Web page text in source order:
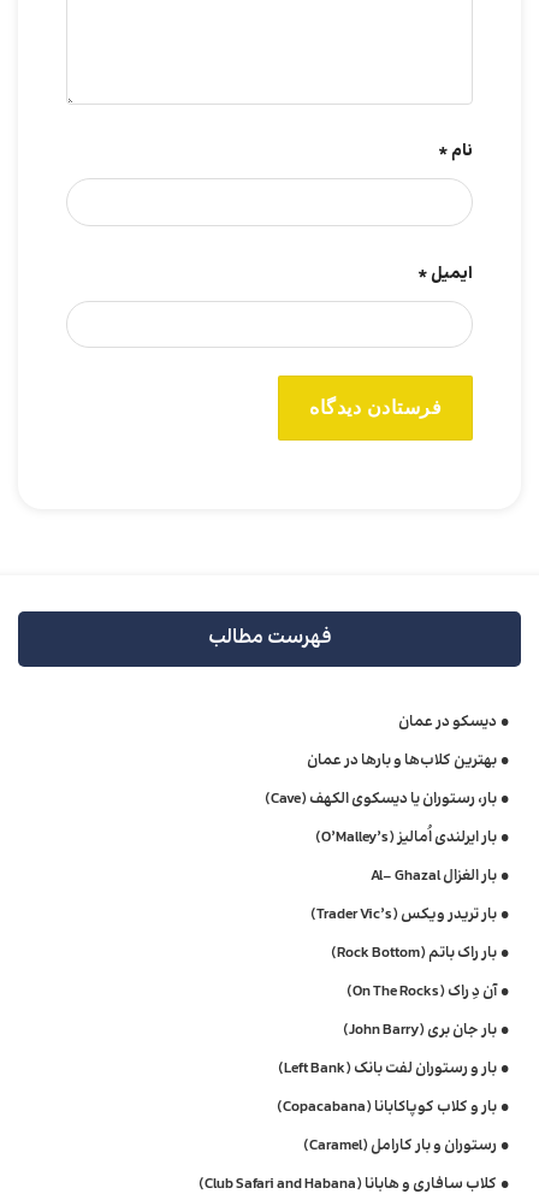
نام*
ایمیل*
فهرست مطالب
دیسکو در عمان
بهترین کلاب‌ها و بارها در عمان
بار، رستوران یا دیسکوی الکهف (Cave)
بار ایرلندی اُمالیز (O’Malley’s)
بار الغزال Al- Ghazal
بار تریدر ویکس (Trader Vic’s)
بار راک باتم (Rock Bottom)
آن دِ راک (On The Rocks)
بار جان بری (John Barry)
بار و رستوران لفت بانک (Left Bank)
بار و کلاب کوپاکابانا (Copacabana)
رستوران و بار کارامل (Caramel)
کلاب سافاری و هابانا (Club Safari and Habana)